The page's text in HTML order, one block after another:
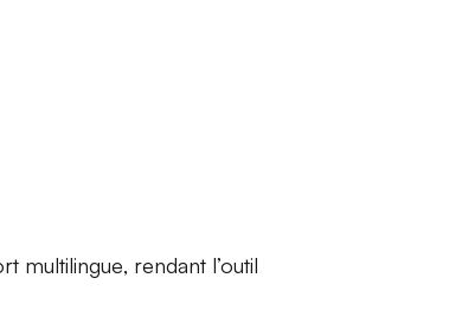
multilingue, rendant l’outil